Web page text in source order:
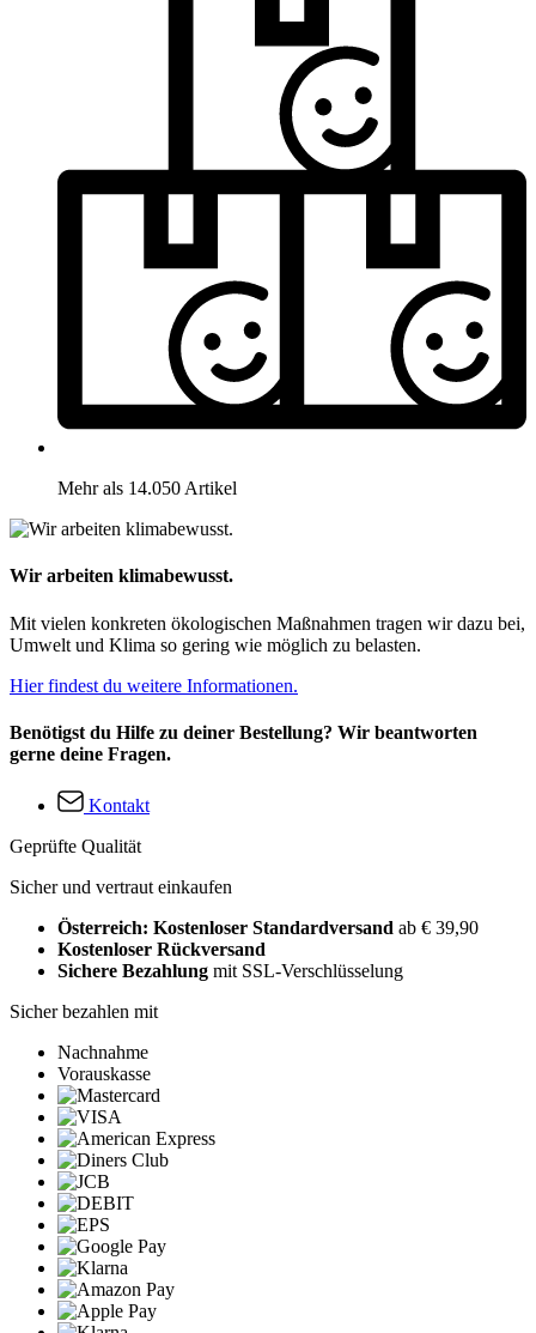
Mehr als 14.050 Artikel
Wir arbeiten klimabewusst.
Mit vielen konkreten ökologischen Maßnahmen tragen wir dazu bei,
Umwelt und Klima so gering wie möglich zu belasten.
Hier findest du weitere Informationen.
Benötigst du Hilfe zu deiner Bestellung? Wir beantworten
gerne deine Fragen.
Kontakt
Geprüfte Qualität
Sicher und vertraut einkaufen
Österreich: Kostenloser Standardversand ab € 39,90
Kostenloser Rückversand
Sichere Bezahlung mit SSL-Verschlüsselung
Sicher bezahlen mit
Nachnahme
Vorauskasse